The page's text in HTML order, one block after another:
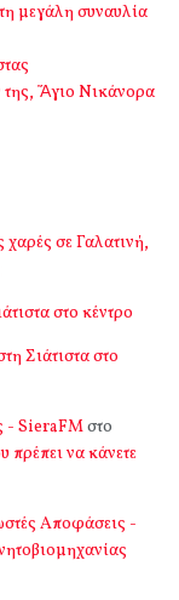
μεγάλη συναυλία
της, Ἅγιο Νικάνορα
χαρές σε Γαλατινή,
στο κέντρο
Σιάτιστα στο
- SieraFMστο
να κάνετε
Αποφάσεις -